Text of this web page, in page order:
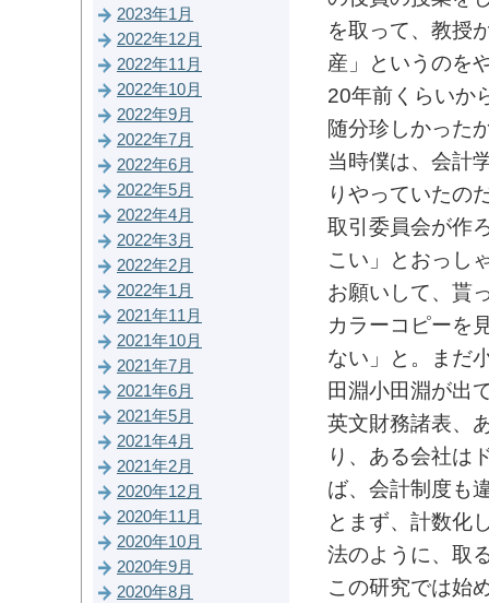
を取って、教授
産」というのを
20年前くらいか
随分珍しかった
当時僕は、会計
りやっていたの
取引委員会が作
こい」とおっし
お願いして、貰
カラーコピーを
ない」と。まだ
田淵小田淵が出
英文財務諸表、
り、ある会社は
ば、会計制度も
とまず、計数化
法のように、取
この研究では始
2023年1月
2022年12月
2022年11月
2022年10月
2022年9月
2022年7月
2022年6月
2022年5月
2022年4月
2022年3月
2022年2月
2022年1月
2021年11月
2021年10月
2021年7月
2021年6月
2021年5月
2021年4月
2021年2月
2020年12月
2020年11月
2020年10月
2020年9月
2020年8月